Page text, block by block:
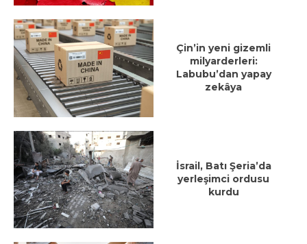
Çin’in yeni gizemli
milyarderleri:
Labubu’dan yapay
zekâya
İsrail, Batı Şeria’da
yerleşimci ordusu
kurdu